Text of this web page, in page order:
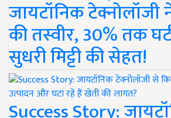
जायटॉनिक
की तस्वीर, 30% तक
सुधरी मिट्टी की सेहत!